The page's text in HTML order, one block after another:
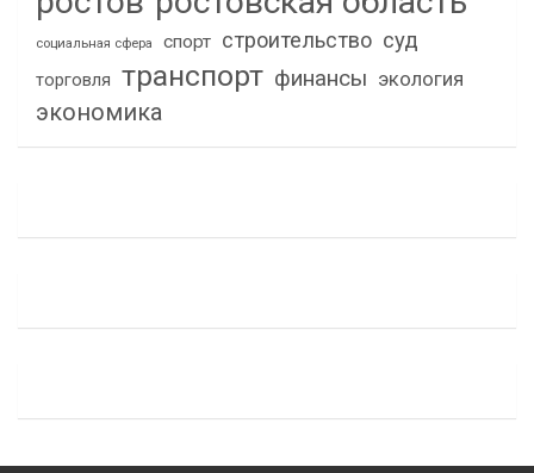
социальная сфера спорт строительство суд
торговля транспорт финансы экология
экономика